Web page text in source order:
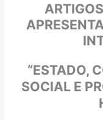
“ESTADO,
SOCIAL E